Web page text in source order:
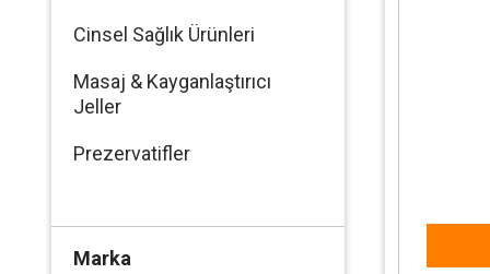
Cinsel Sağlık Ürünleri
Masaj & Kayganlaştırıcı
Jeller
Prezervatifler
Marka